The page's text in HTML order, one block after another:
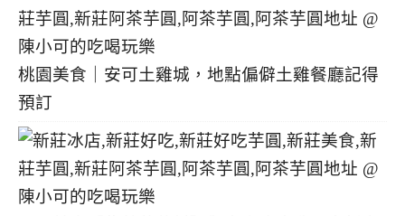
桃園美食｜安可土雞城，地點偏僻土雞餐廳記得
預訂